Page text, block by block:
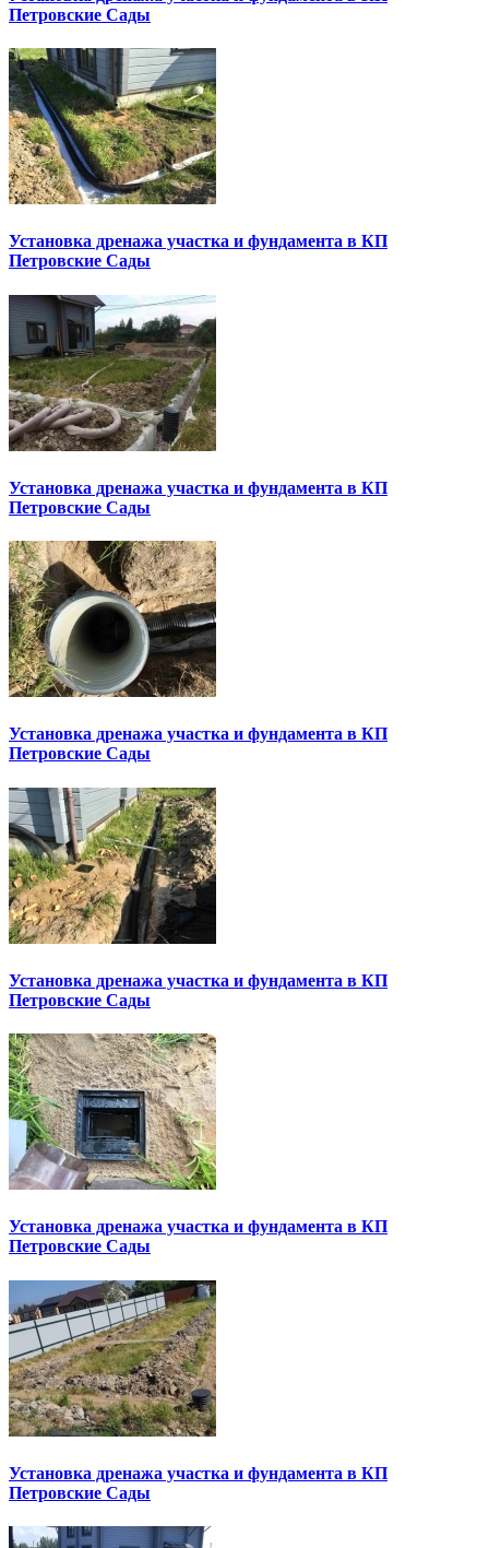
Петровские Сады
Установка дренажа участка и фундамента в КП
Петровские Сады
Установка дренажа участка и фундамента в КП
Петровские Сады
Установка дренажа участка и фундамента в КП
Петровские Сады
Установка дренажа участка и фундамента в КП
Петровские Сады
Установка дренажа участка и фундамента в КП
Петровские Сады
Установка дренажа участка и фундамента в КП
Петровские Сады